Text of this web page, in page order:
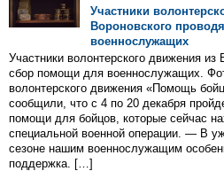
Участники
Вороновского
военнослужащих
Участники волонтерского движения из
сбор помощи для военнослужащих.
волонтерского движения «Помощь
сообщили, что с 4 по 20 декабря
помощи для бойцов, которые сейчас
специальной военной операции. — В
сезоне нашим военнослужащим
поддержка. […]